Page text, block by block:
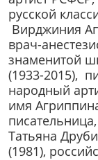
русской
Вирджиния
врач-
знаменитой
(1933-2015),
народный
имя
Татьяна
(1981),